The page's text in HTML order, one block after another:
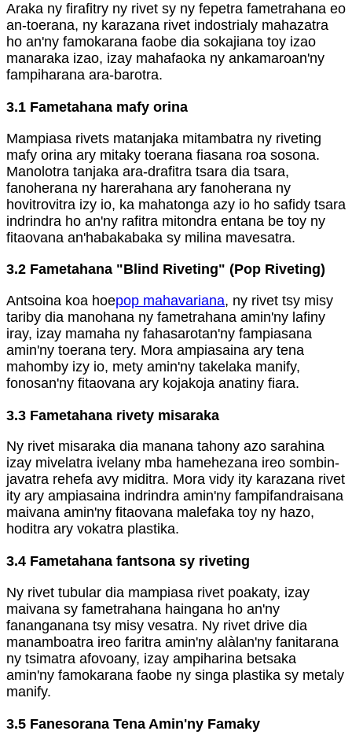
Araka ny firafitry ny rivet sy ny fepetra fametrahana eo
an-toerana, ny karazana rivet indostrialy mahazatra
ho an'ny famokarana faobe dia sokajiana toy izao
manaraka izao, izay mahafaoka ny ankamaroan'ny
fampiharana ara-barotra.
3.1 Fametahana mafy orina
Mampiasa rivets matanjaka mitambatra ny riveting
mafy orina ary mitaky toerana fiasana roa sosona.
Manolotra tanjaka ara-drafitra tsara dia tsara,
fanoherana ny harerahana ary fanoherana ny
hovitrovitra izy io, ka mahatonga azy io ho safidy tsara
indrindra ho an'ny rafitra mitondra entana be toy ny
fitaovana an'habakabaka sy milina mavesatra.
3.2 Fametahana "Blind Riveting" (Pop Riveting)
Antsoina koa hoepop mahavariana, ny rivet tsy misy
tariby dia manohana ny fametrahana amin'ny lafiny
iray, izay mamaha ny fahasarotan'ny fampiasana
amin'ny toerana tery. Mora ampiasaina ary tena
mahomby izy io, mety amin'ny takelaka manify,
fonosan'ny fitaovana ary kojakoja anatiny fiara.
3.3 Fametahana rivety misaraka
Ny rivet misaraka dia manana tahony azo sarahina
izay mivelatra ivelany mba hamehezana ireo sombin-
javatra rehefa avy miditra. Mora vidy ity karazana rivet
ity ary ampiasaina indrindra amin'ny fampifandraisana
maivana amin'ny fitaovana malefaka toy ny hazo,
hoditra ary vokatra plastika.
3.4 Fametahana fantsona sy riveting
Ny rivet tubular dia mampiasa rivet poakaty, izay
maivana sy fametrahana haingana ho an'ny
fananganana tsy misy vesatra. Ny rivet drive dia
manamboatra ireo faritra amin'ny alàlan'ny fanitarana
ny tsimatra afovoany, izay ampiharina betsaka
amin'ny famokarana faobe ny singa plastika sy metaly
manify.
3.5 Fanesorana Tena Amin'ny Famaky